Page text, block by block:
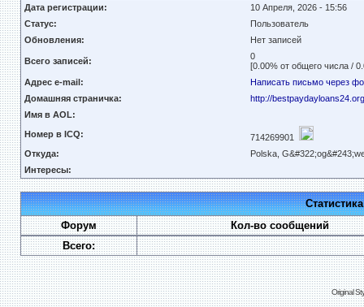
Дата регистрации:
10 Апреля, 2026 - 15:56
Статус:
Пользователь
Обновления:
Нет записей
Всего записей:
0
[0.00% от общего числа /
Адрес e-mail:
Написать письмо через
Домашняя страничка:
http://bestpaydayloans24.org
Имя в AOL:
Номер в ICQ:
714269901
Откуда:
Polska,
Интересы:
Форум
Кол-во сообщений
Всего:
Original